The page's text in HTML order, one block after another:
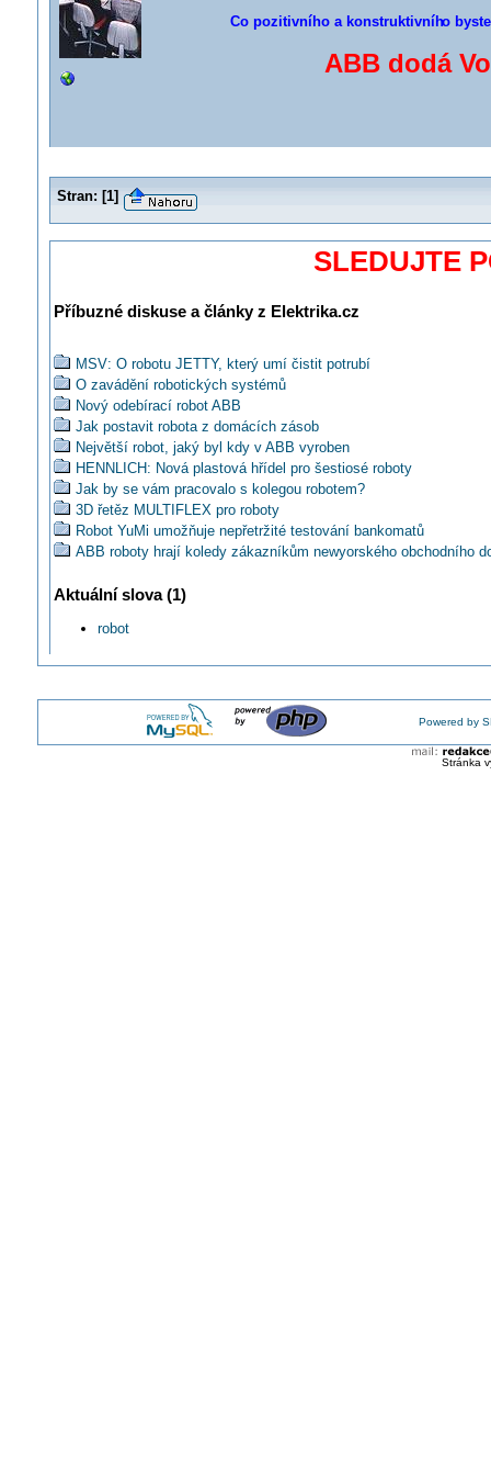
Co pozitivního a konstruktivního
ABB dodá
Stran: [1]
SLEDUJTE
Příbuzné diskuse a články z Elektrika.cz
MSV: O robotu JETTY, který umí čistit potrubí
O zavádění robotických systémů
Nový odebírací robot ABB
Jak postavit robota z domácích zásob
Největší robot, jaký byl kdy v ABB vyroben
HENNLICH: Nová plastová hřídel pro šestiosé roboty
Jak by se vám pracovalo s kolegou robotem?
3D řetěz MULTIFLEX pro roboty
Robot YuMi umožňuje nepřetržité testování bankomatů
ABB roboty hrají koledy zákazníkům newyorského obchodního
Svorky pro přívody energií ke kobotům
Robot KUKA produktové řady KR QUANTEC
Koupíš si na elektroinstalační výpomoc humanoida?
Aktuální slova (1)
robot
Powered by
Stránka